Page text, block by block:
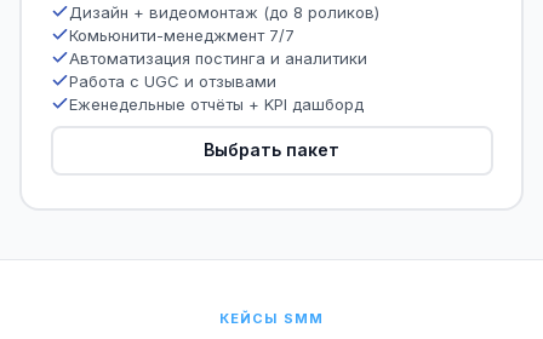
Дизайн + видеомонтаж (до 8 роликов)
Комьюнити-менеджмент 7/7
Автоматизация постинга и аналитики
Работа с UGC и отзывами
Еженедельные отчёты + KPI дашборд
Выбрать пакет
КЕЙСЫ SMM